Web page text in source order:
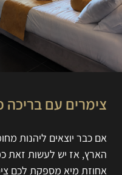
צימרים עם בריכה
אם כבר יוצאים ליהנות
הארץ, אז יש לעשות זאת
אחוזת מיא מספקת לכם